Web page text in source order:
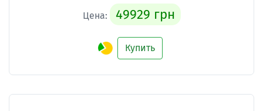
Цена: 49929 грн
Купить